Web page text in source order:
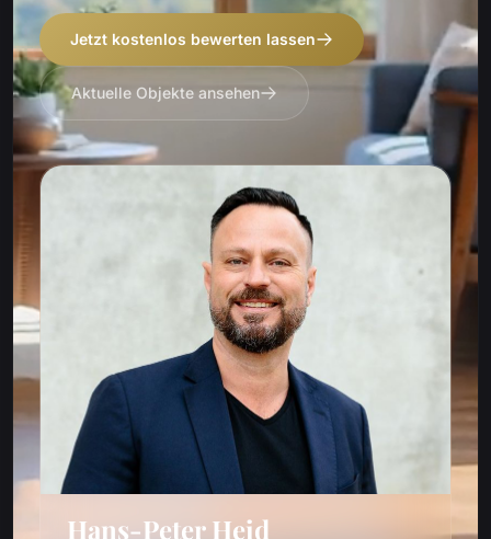
Jetzt kostenlos bewerten lassen
Aktuelle Objekte ansehen
Hans-Peter Heid